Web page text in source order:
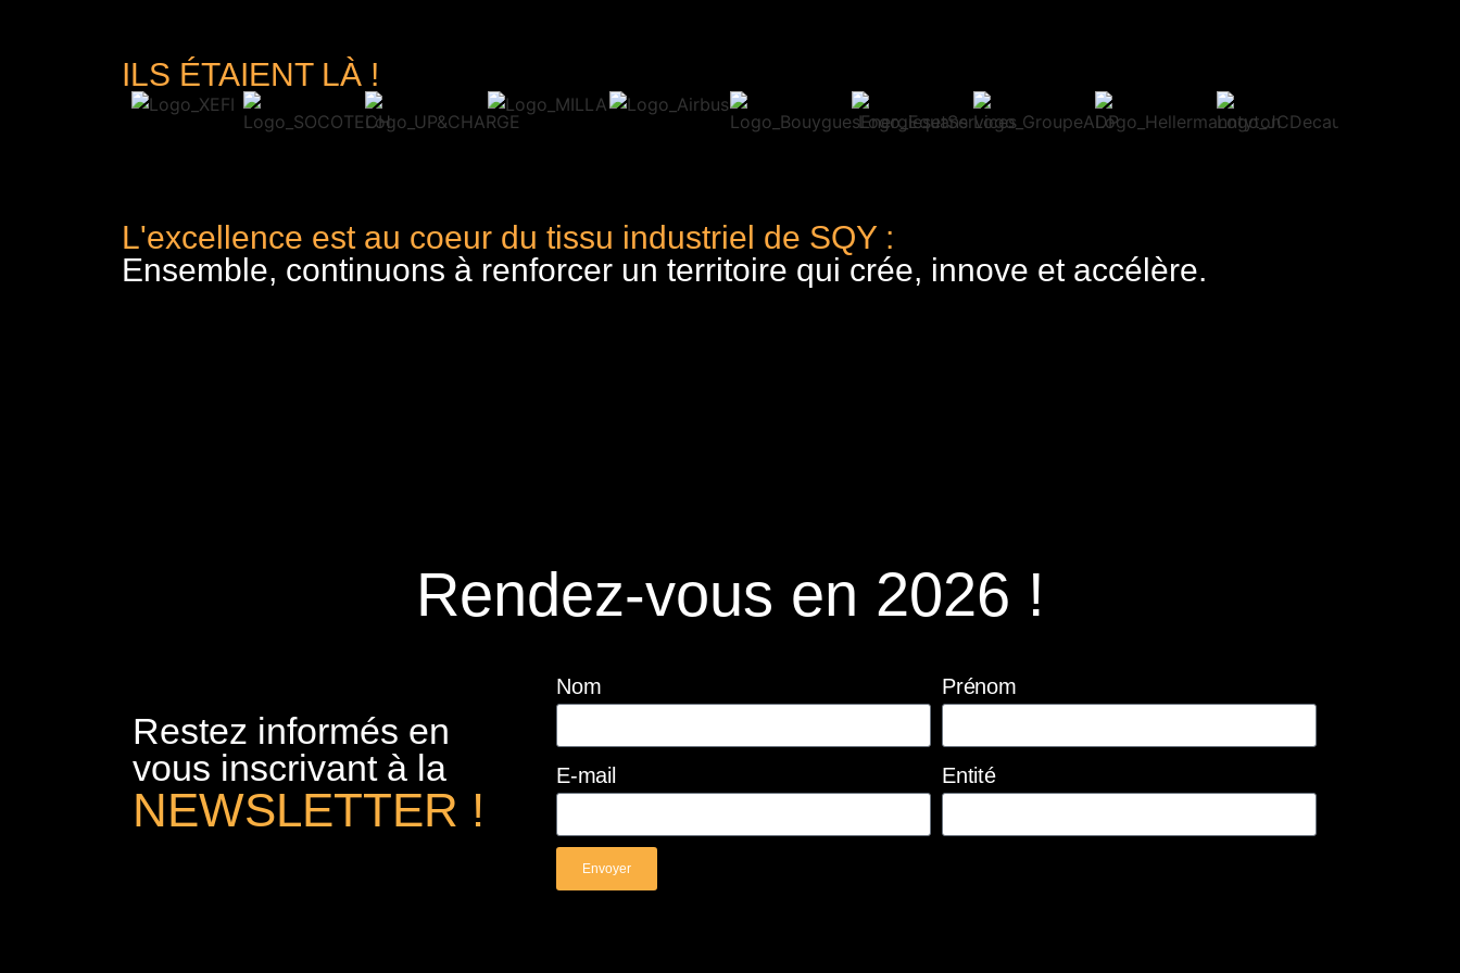
ILS ÉTAIENT LÀ !
L'excellence est au coeur du tissu industriel de SQY :
Ensemble, continuons à renforcer un territoire qui crée, innove et accélère.
Rendez-vous en 2026 !
Restez informés en
vous inscrivant à la
NEWSLETTER !
Nom Prénom
E-mail Entité
Envoyer